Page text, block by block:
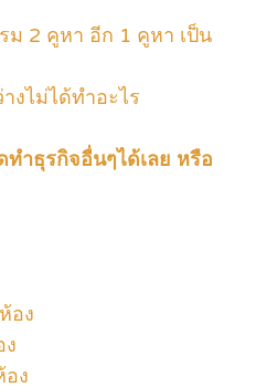
ม 2 คูหา อีก 1 คูหา เป็น
งไม่ได้ทำอะไร
ำธุรกิจอื่นๆได้เลย หรือ
อง
อง